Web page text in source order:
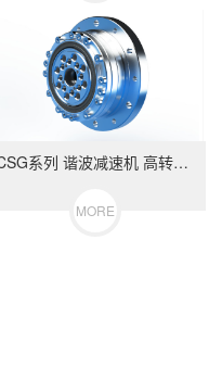
CSG系列 谐波减速机 高转矩型
MORE